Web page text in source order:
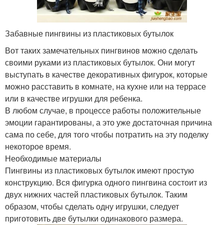
Забавные пингвины из пластиковых бутылок
Вот таких замечательных пингвинов можно сделать
своими руками из пластиковых бутылок. Они могут
выступать в качестве декоративных фигурок, которые
можно расставить в комнате, на кухне или на террасе
или в качестве игрушки для ребенка.
В любом случае, в процессе работы положительные
эмоции гарантированы, а это уже достаточная причина
сама по себе, для того чтобы потратить на эту поделку
некоторое время.
Необходимые материалы
Пингвины из пластиковых бутылок имеют простую
конструкцию. Вся фигурка одного пингвина состоит из
двух нижних частей пластиковых бутылок. Таким
образом, чтобы сделать одну игрушки, следует
приготовить две бутылки одинакового размера.